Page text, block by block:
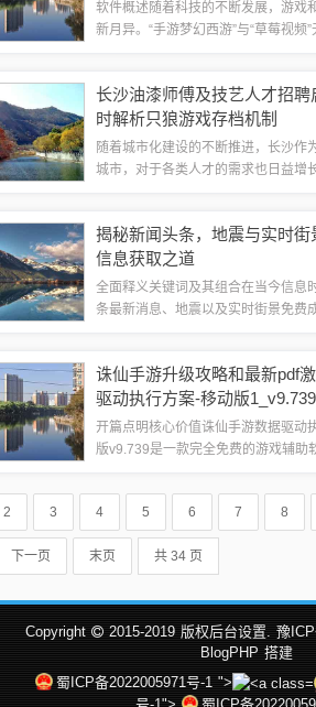
软件概述随着科技的不断发展，游戏
新月异。“手游梦幻西游”与“草莓视频
视频”则以其丰富的视频内容和用...
长沙油漆师傅及技艺人才招聘
时解析只狼游戏存档机制
随着城市化建设的不断推进，长沙作
城市，对于各类人才的需求也日益增
文将围绕这两个话题展开讨论，为广
揭秘新闻头条，地震与实时街
信息获取之道
全面释义关键词及其组合在当今信息
条最新消息、地震以及实时街景免费
围绕这些关键词，探讨如何获取这些
诛仙手游升级攻略和最新pdf
驱动执行方案-移动版1_v9.739
开篇点明核心价值诛仙手游数据驱动
版v9.739是一款完全免费的游戏辅助
激活码，这款软件不仅功能强大，而
是每一位诛仙手游玩家不可或缺的利...
2 3 4 5 6 7 8
下一页 末页 共 34 页
Copyright 2015-2019 版权后台设置. 豫
BlogPHP 搭建
蜀ICP备2022005971号-1 ">